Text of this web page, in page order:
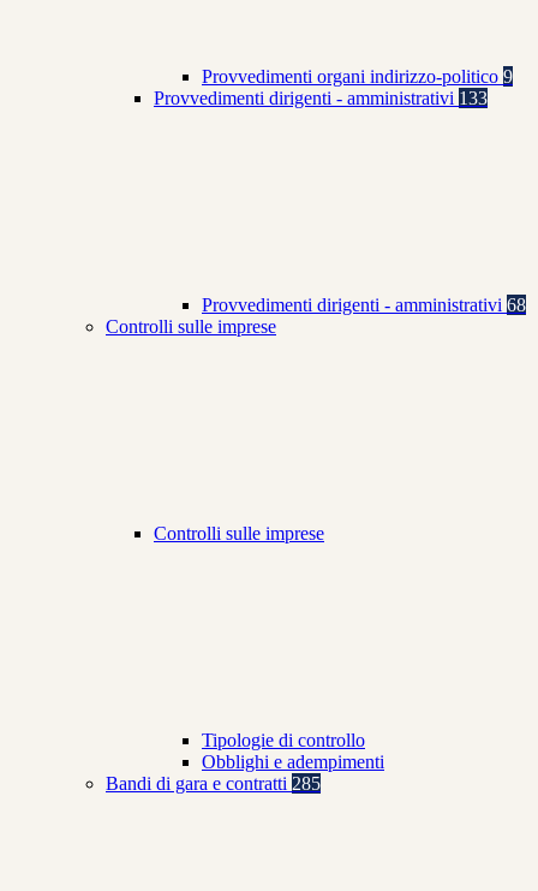
Provvedimenti organi indirizzo-politico 9
Provvedimenti dirigenti - amministrativi 133
Provvedimenti dirigenti - amministrativi 68
Controlli sulle imprese
Controlli sulle imprese
Tipologie di controllo
Obblighi e adempimenti
Bandi di gara e contratti 285